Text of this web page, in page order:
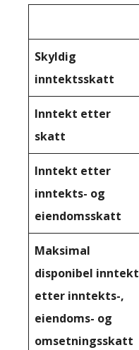
Skyldig
inntektsskatt
Inntekt etter
skatt
Inntekt etter
inntekts- og
eiendomsskatt
Maksimal
disponibel inntekt
etter inntekts-,
eiendoms- og
omsetningsskatt